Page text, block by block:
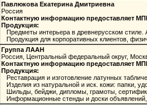
Павлюкова Екатерина Дмитриевна
Россия
Контактную информацию предоставляет
Продукция:
Предметы интерьера в древнерусском стиле.
Продукция для корпоративных клиентов,
Группа ЛААН
Россия, Центральный федеральный округ,
Контактную информацию предоставляет
Продукция:
Реставрация и изготовление латунных
Изделия из натуральной и иск. кожи: папки,
Шильды, бейджи, дипломы, грамоты,
Информационные стенды и доски